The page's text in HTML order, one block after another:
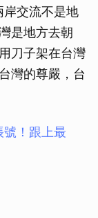
交流不是地
是地方去朝
刀子架在台灣
灣的尊嚴，台
號！跟上最